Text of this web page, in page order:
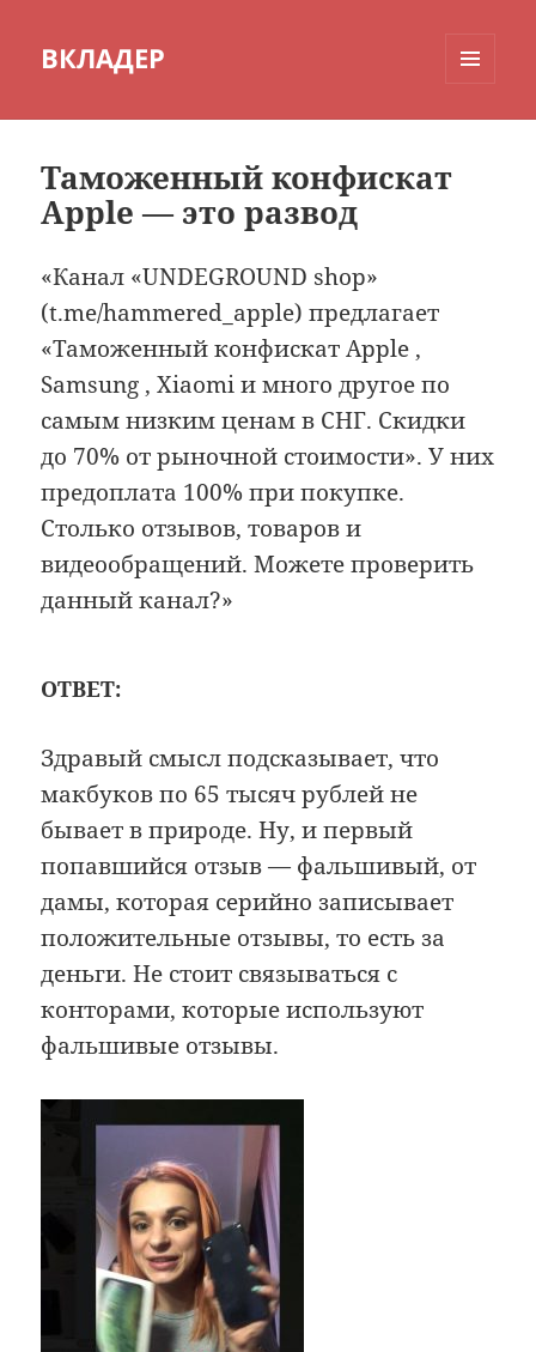
ВКЛАДЕР
Таможенный конфискат
Apple — это развод
«Канал «UNDEGROUND shop»
(t.me/hammered_apple) предлагает
«Таможенный конфискат Apple ,
Samsung , Xiaomi и много другое по
самым низким ценам в СНГ. Скидки
до 70% от рыночной стоимости». У них
предоплата 100% при покупке.
Столько отзывов, товаров и
видеообращений. Можете проверить
данный канал?»
ОТВЕТ:
Здравый смысл подсказывает, что
макбуков по 65 тысяч рублей не
бывает в природе. Ну, и первый
попавшийся отзыв — фальшивый, от
дамы, которая серийно записывает
положительные отзывы, то есть за
деньги. Не стоит связываться с
конторами, которые используют
фальшивые отзывы.